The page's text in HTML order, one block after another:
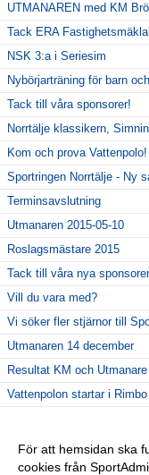
UTMANAREN med KM
Tack ERA
NSK 3:a i Seriesim
Nybörjarträning för barn
Tack till våra sponsorer!
Norrtälje klassikern,
Kom och prova Vattenpolo!
Sportringen Norrtälje - Ny
Terminsavslutning
Utmanaren 2015-05-10
Roslagsmästare 2015
Tack till våra nya
Vill du vara med?
Vi söker fler stjärnor till
Utmanaren 14 december
Resultat KM och
Vattenpolon startar i
Nybörjarträning i Norrtälje!
Vi startar Vattenpolo i
För att hemsidan ska
cookies från